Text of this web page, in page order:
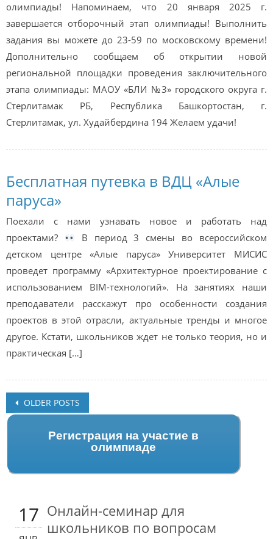
олимпиады! Напоминаем, что 20 января 2025 г.
завершается отборочный этап олимпиады! Выполнить
задания вы можете до 23-59 по московскому времени!
Дополнительно сообщаем об открытии новой
региональной площадки проведения заключительного
этапа олимпиады: МАОУ «БЛИ №3» городского округа г.
Стерлитамак РБ, Республика Башкортостан, г.
Стерлитамак, ул. Худайбердина 194 Желаем удачи!
Бесплатная путевка в ВДЦ «Алые
паруса»
Поехали с нами узнавать новое и работать над
проектами?
В период 3 смены во всероссийском
детском центре «Алые паруса» Университет МИСИС
проведет программу «Архитектурное проектирование с
использованием BIM-технологий». На занятиях наши
преподаватели расскажут про особенности создания
проектов в этой отрасли, актуальные тренды и многое
другое. Кстати, школьников ждет не только теория, но и
практическая […]
Posts
navigation
OLDER POSTS
Регистрация на участие в
олимпиаде
17 Онлайн-семинар для
школьников по вопросам